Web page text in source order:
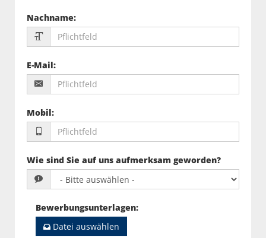
Nachname:
E-Mail:
Mobil:
Wie sind Sie auf uns aufmerksam geworden?
Bewerbungsunterlagen:
Datei auswählen